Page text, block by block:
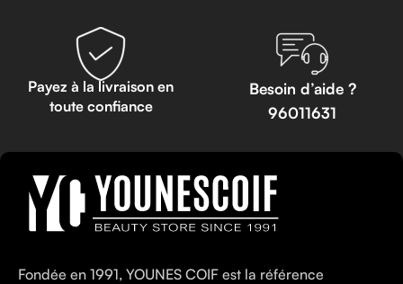
Payez à la livraison en
toute confiance
Besoin d’aide ?
96011631
Fondée en 1991, YOUNES COIF est la référence